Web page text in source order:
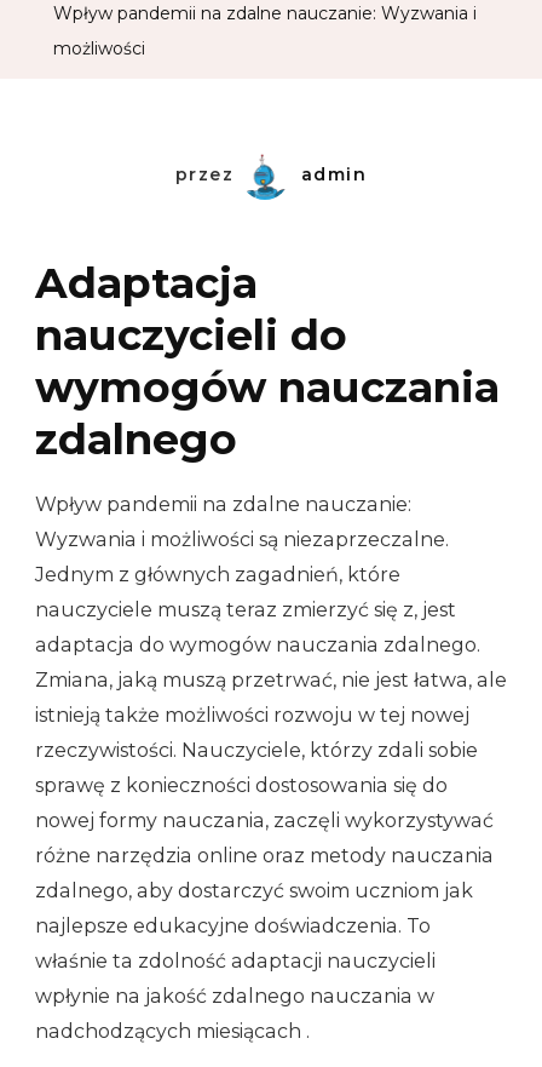
Wpływ pandemii na zdalne nauczanie: Wyzwania i
możliwości
przez admin
Adaptacja
nauczycieli do
wymogów nauczania
zdalnego
Wpływ pandemii na zdalne nauczanie:
Wyzwania i możliwości są niezaprzeczalne.
Jednym z głównych zagadnień, które
nauczyciele muszą teraz zmierzyć się z, jest
adaptacja do wymogów nauczania zdalnego.
Zmiana, jaką muszą przetrwać, nie jest łatwa, ale
istnieją także możliwości rozwoju w tej nowej
rzeczywistości. Nauczyciele, którzy zdali sobie
sprawę z konieczności dostosowania się do
nowej formy nauczania, zaczęli wykorzystywać
różne narzędzia online oraz metody nauczania
zdalnego, aby dostarczyć swoim uczniom jak
najlepsze edukacyjne doświadczenia. To
właśnie ta zdolność adaptacji nauczycieli
wpłynie na jakość zdalnego nauczania w
nadchodzących miesiącach .